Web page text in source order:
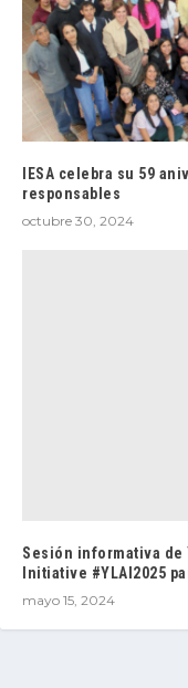
IESA celebra su 59
responsables
octubre 30, 2024
Sesión informativa de
Initiative #YLAI2025
mayo 15, 2024